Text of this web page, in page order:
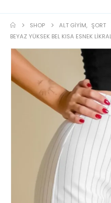
SHOP ALT GIYIM, ŞORT
BEYAZ YÜKSEK BEL KISA ESNEK